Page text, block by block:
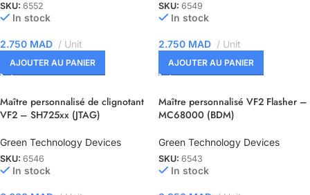
SKU: 6552
In stock
2.750 MAD Unit
AJOUTER AU PANIER
SKU: 6549
In stock
2.750 MAD Unit
AJOUTER AU PANIER
Maître personnalisé de clignotant
VF2 – SH725xx (JTAG)
Green Technology Devices
SKU: 6546
In stock
Maître personnalisé VF2 Flasher –
MC68000 (BDM)
Green Technology Devices
SKU: 6543
In stock